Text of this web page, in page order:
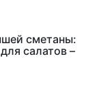
сметаны:
салатов –